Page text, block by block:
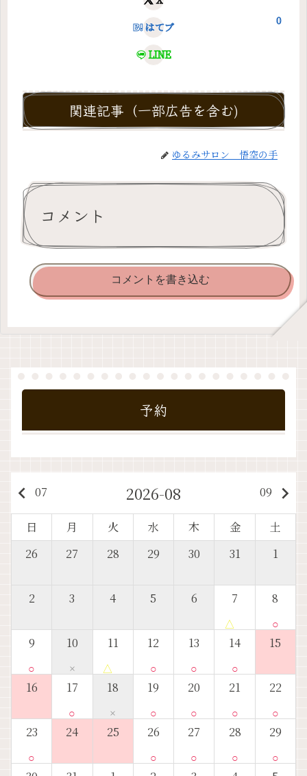
はてブ
0
LINE
関連記事（一部広告を含む)
ゆるみサロン 悟空の手
コメント
コメントを書き込む
予約
keyboard_arrow_left 07 2026-08 09 keyboard_arrow_right
日 月 火 水 木 金
土
26
27 28 29 30 31 1
2 3 4 5 6 7
△
8
○
9
○
10
×
11
△
12
○
13
○
14
○
15
16 17
○
18
×
19
○
20
○
21
○
22
○
23
○
24 25 26
○
27
○
28
○
29
○